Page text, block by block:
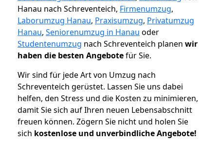
Hanau nach Schreventeich, Firmenumzug,
Laborumzug Hanau, Praxisumzug, Privatumzug
Hanau, Seniorenumzug in Hanau oder
Studentenumzug nach Schreventeich planen wir
haben die besten Angebotefür Sie.
Wir sind für jede Art von Umzug nach
Schreventeich gerüstet. Lassen Sie uns dabei
helfen, den Stress und die Kosten zu minimieren,
damit Sie sich auf Ihren neuen Lebensabschnitt
freuen können. Zögern Sie nicht und holen Sie
sich kostenlose und unverbindliche Angebote!